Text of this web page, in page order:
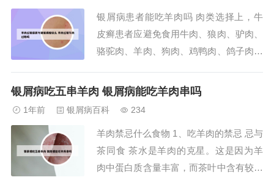
其特殊气味和刺激作用可能引发过敏反应
或加重原有疾病...
银屑病患者能吃羊肉吗 肉类选择上，牛
皮癣患者应避免食用牛肉、狼肉、驴肉、
骆驼肉、羊肉、狗肉、鸡鸭肉、鸽子肉、
（包括鳖等）、螃蟹、虾等，而建议选择
但是如果有的患者吃了羊肉，觉着吃完了
以后浑身瘙痒...
银屑病吃五串羊肉 银屑病能吃羊肉串吗
1年前 银屑病百科 234
羊肉禁忌什么食物 1、吃羊肉的禁忌 忌与
茶同食 茶水是羊肉的克星。这是因为羊
肉中蛋白质含量丰富，而茶叶中含有较多